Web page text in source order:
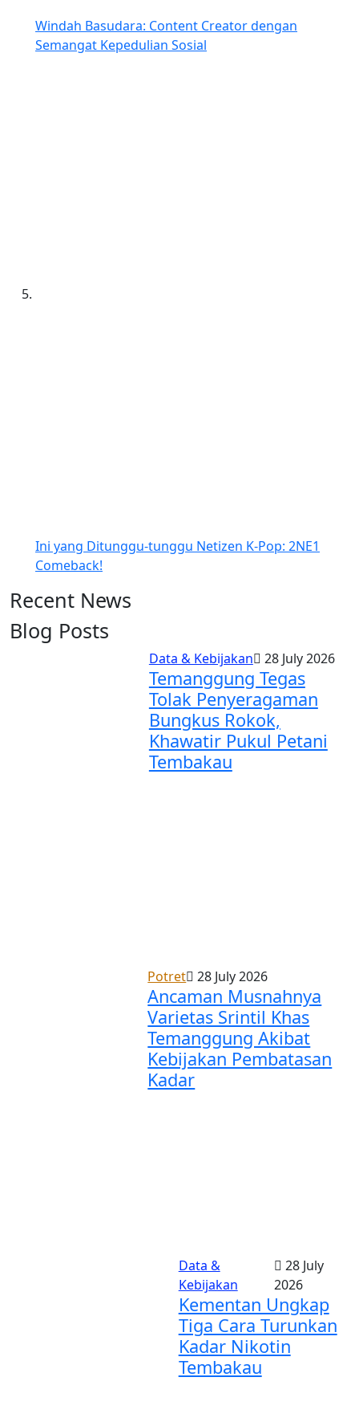
Windah Basudara: Content Creator dengan
Semangat Kepedulian Sosial
Ini yang Ditunggu-tunggu Netizen K-Pop: 2NE1
Comeback!
Recent News
Blog Posts
Data & Kebijakan 28 July 2026
Temanggung Tegas
Tolak Penyeragaman
Bungkus Rokok,
Khawatir Pukul Petani
Tembakau
Potret 28 July 2026
Ancaman Musnahnya
Varietas Srintil Khas
Temanggung Akibat
Kebijakan Pembatasan
Kadar
Data &
Kebijakan
28 July
2026
Kementan Ungkap
Tiga Cara Turunkan
Kadar Nikotin
Tembakau